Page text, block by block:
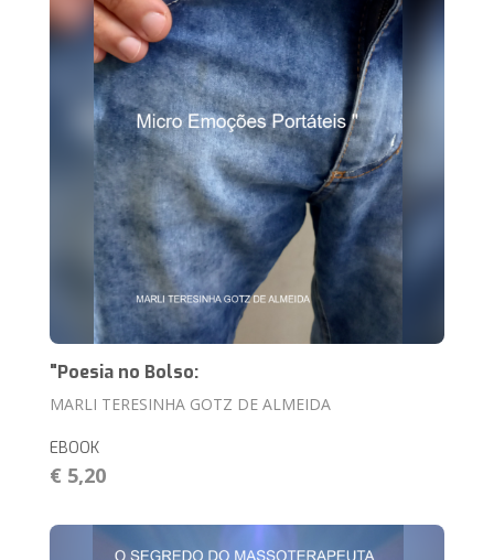
"Poesia no Bolso:
MARLI TERESINHA GOTZ DE ALMEIDA
EBOOK
€ 5,20